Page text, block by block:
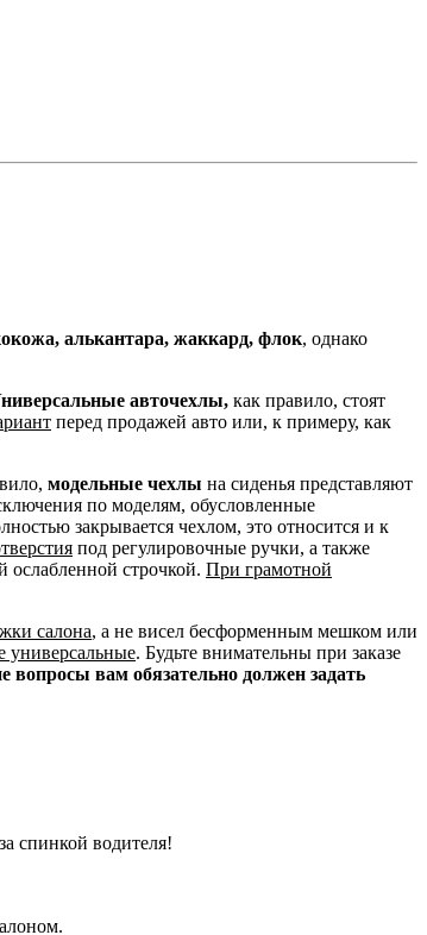
алькантара, жаккард, флок, однако
авточехлы, как правило, стоят
перед продажей авто или, к примеру, как
модельные чехлы на сиденья представляют
по моделям, обусловленные
закрывается чехлом, это относится и к
под регулировочные ручки, а также
строчкой. При грамотной
салона, а не висел бесформенным мешком или
универсальные. Будьте внимательны при заказе
вопросы вам обязательно должен задать
спинкой водителя!